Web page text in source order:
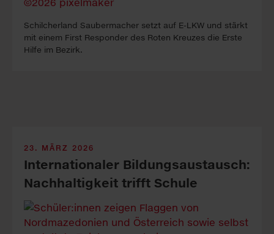
Schilcher­land Sauber­macher setzt auf E-LKW und stärkt
mit einem First Re­sponder des Roten Kreu­zes die Erste
Hilfe im Be­zirk.
23. MÄRZ 2026
Inter­nationaler Bildungs­aus­tausch:
Nach­haltig­keit trifft Schule